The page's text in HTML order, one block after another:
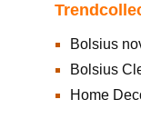
Bolsius
Bolsius
Home